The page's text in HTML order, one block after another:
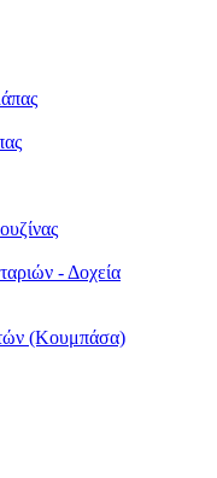
- Δοχεία
(Κουμπάσα)